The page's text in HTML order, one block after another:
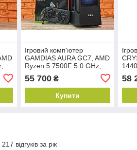
Ігровий комп'ютер
GAMDIAS AURA GC7, AMD
Ryzen 5 7500F 5.0 GHz,
DDR5 32ГБ, NVME 1TB,
RTX 5060 8GB
55 700₴
Купити
58
відгуків за рік